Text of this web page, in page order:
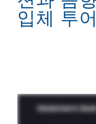
입체 투어